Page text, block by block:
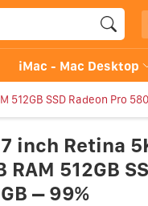
iMac - Mac Desktop
512GB SSD Radeon Pro
inch Retina
RAM 512GB
– 99%